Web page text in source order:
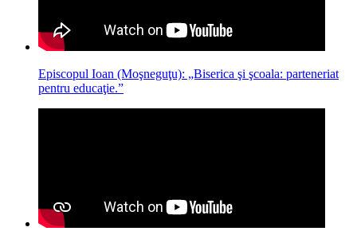
Episcopul Ioan (Moşneguţu): „Biserica şi şcoala: parteneriat
pentru educaţie.”